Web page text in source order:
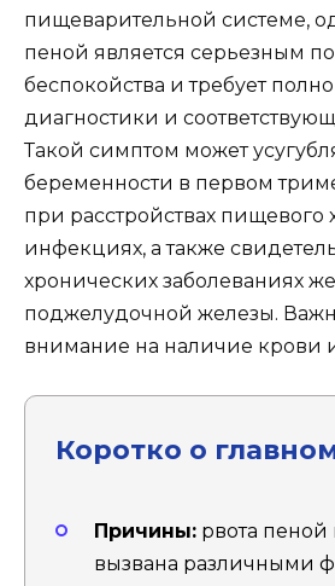
пищеварительной системе,
пеной является серьезным
беспокойства и требует
диагностики и
Такой симптом может
беременности в первом
при расстройствах пищевого
инфекциях, а также
хронических заболеваниях
поджелудочной железы.
внимание на наличие крови
Коротко о
Причины: рвота пеной
вызвана различными